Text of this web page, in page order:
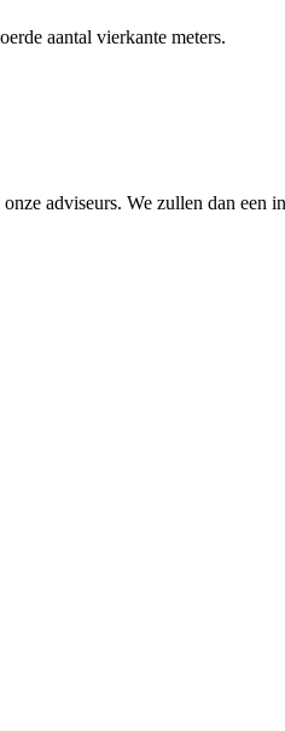
aantal vierkante meters.
adviseurs. We zullen dan een